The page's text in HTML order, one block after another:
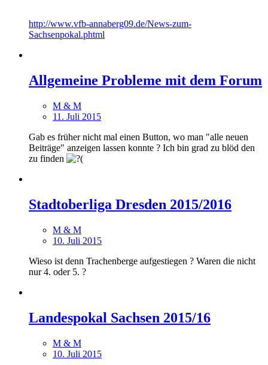
http://www.vfb-annaberg09.de/News-zum-
Sachsenpokal.phtml
Allgemeine Probleme mit dem Forum
M & M
11. Juli 2015
Gab es früher nicht mal einen Button, wo man "alle neuen
Beiträge" anzeigen lassen konnte ? Ich bin grad zu blöd den
zu finden
Stadtoberliga Dresden 2015/2016
M & M
10. Juli 2015
Wieso ist denn Trachenberge aufgestiegen ? Waren die nicht
nur 4. oder 5. ?
Landespokal Sachsen 2015/16
M & M
10. Juli 2015